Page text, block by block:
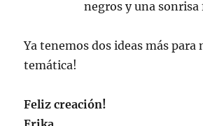
negros y una sonrisa
Ya tenemos dos ideas más
temática!
Feliz creación!